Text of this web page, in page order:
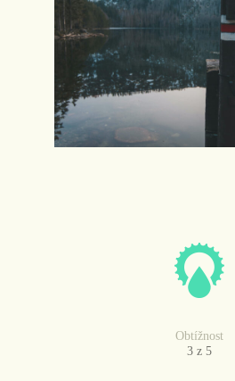
Obtížnost
3 z 5